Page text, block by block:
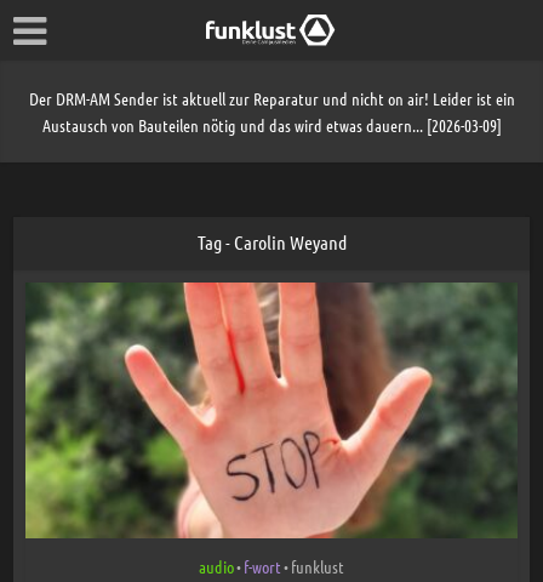
Der DRM-AM Sender ist aktuell zur Reparatur und nicht on air! Leider ist ein
Austausch von Bauteilen nötig und das wird etwas dauern... [2026-03-09]
Tag - Carolin Weyand
audio•f-wort•funklust